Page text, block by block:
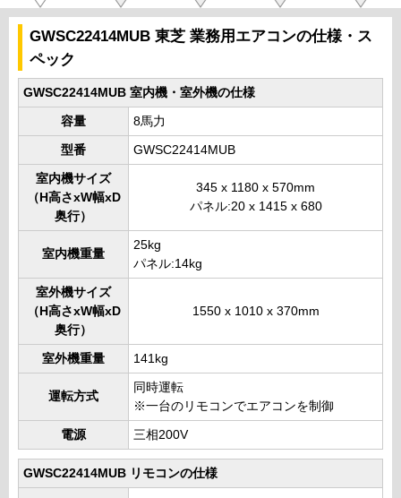
GWSC22414MUB 東芝 業務用エアコンの仕様・ス
ペック
GWSC22414MUB 室内機・室外機の仕様
容量 8馬力
型番 GWSC22414MUB
室内機サイズ
（H高さxW幅xD
奥行）
345 x 1180 x 570mm
パネル:20 x 1415 x 680
室内機重量
25kg
パネル:14kg
室外機サイズ
（H高さxW幅xD
奥行）
1550 x 1010 x 370mm
室外機重量 141kg
運転方式
同時運転
※一台のリモコンでエアコンを制御
電源 三相200V
GWSC22414MUB リモコンの仕様